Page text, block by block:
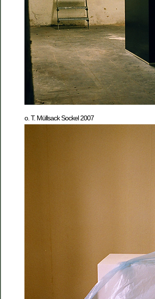
o. T. Müllsack Sockel 2007